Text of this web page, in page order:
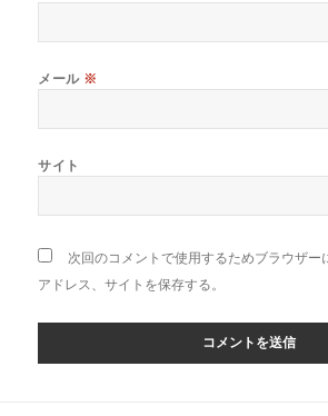
メール ※
サイト
次回のコメントで使用するためブラウザー
アドレス、サイトを保存する。